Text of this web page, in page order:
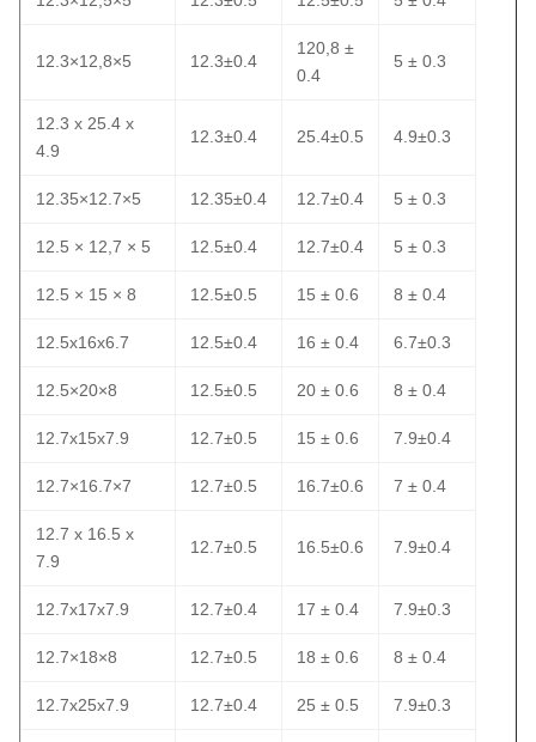
12.3×12,8×5 12.3±0.4
120,8 ±
0.4
5 ± 0.3
12.3 x 25.4 x
4.9
12.3±0.4 25.4±0.5 4.9±0.3
12.35×12.7×5 12.35±0.4 12.7±0.4 5 ± 0.3
12.5 × 12,7 × 5 12.5±0.4 12.7±0.4 5 ± 0.3
12.5 × 15 × 8 12.5±0.5 15 ± 0.6 8 ± 0.4
12.5x16x6.7 12.5±0.4 16 ± 0.4 6.7±0.3
12.5×20×8 12.5±0.5 20 ± 0.6 8 ± 0.4
12.7x15x7.9 12.7±0.5 15 ± 0.6 7.9±0.4
12.7×16.7×7 12.7±0.5 16.7±0.6 7 ± 0.4
12.7 x 16.5 x
7.9
12.7±0.5 16.5±0.6 7.9±0.4
12.7x17x7.9 12.7±0.4 17 ± 0.4 7.9±0.3
12.7×18×8 12.7±0.5 18 ± 0.6 8 ± 0.4
12.7x25x7.9 12.7±0.4 25 ± 0.5 7.9±0.3